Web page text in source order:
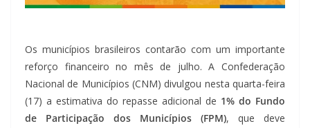
Os municípios brasileiros contarão com um importante
reforço financeiro no mês de julho. A Confederação
Nacional de Municípios (CNM) divulgou nesta quarta-feira
(17) a estimativa do repasse adicional de 1% do Fundo
de Participação dos Municípios (FPM), que deve